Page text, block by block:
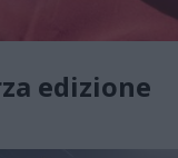
edizione